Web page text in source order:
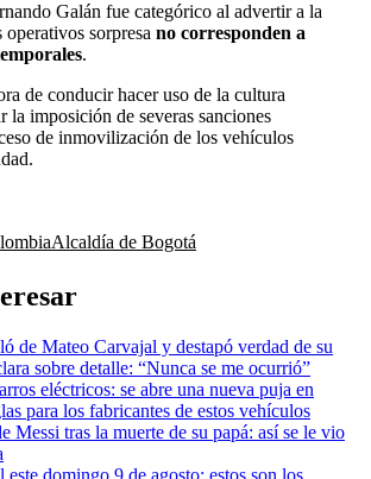
Galán fue categórico al advertir a la
operativos sorpresa no corresponden a
.
de conducir hacer uso de la cultura
la imposición de severas sanciones
de inmovilización de los vehículos
Alcaldía de Bogotá
de Mateo Carvajal y destapó verdad de su
sobre detalle: “Nunca se me ocurrió”
eléctricos: se abre una nueva puja en
para los fabricantes de estos vehículos
Messi tras la muerte de su papá: así se le vio